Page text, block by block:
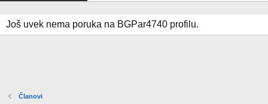
Još uvek nema poruka na BGPar4740 profilu.
Članovi